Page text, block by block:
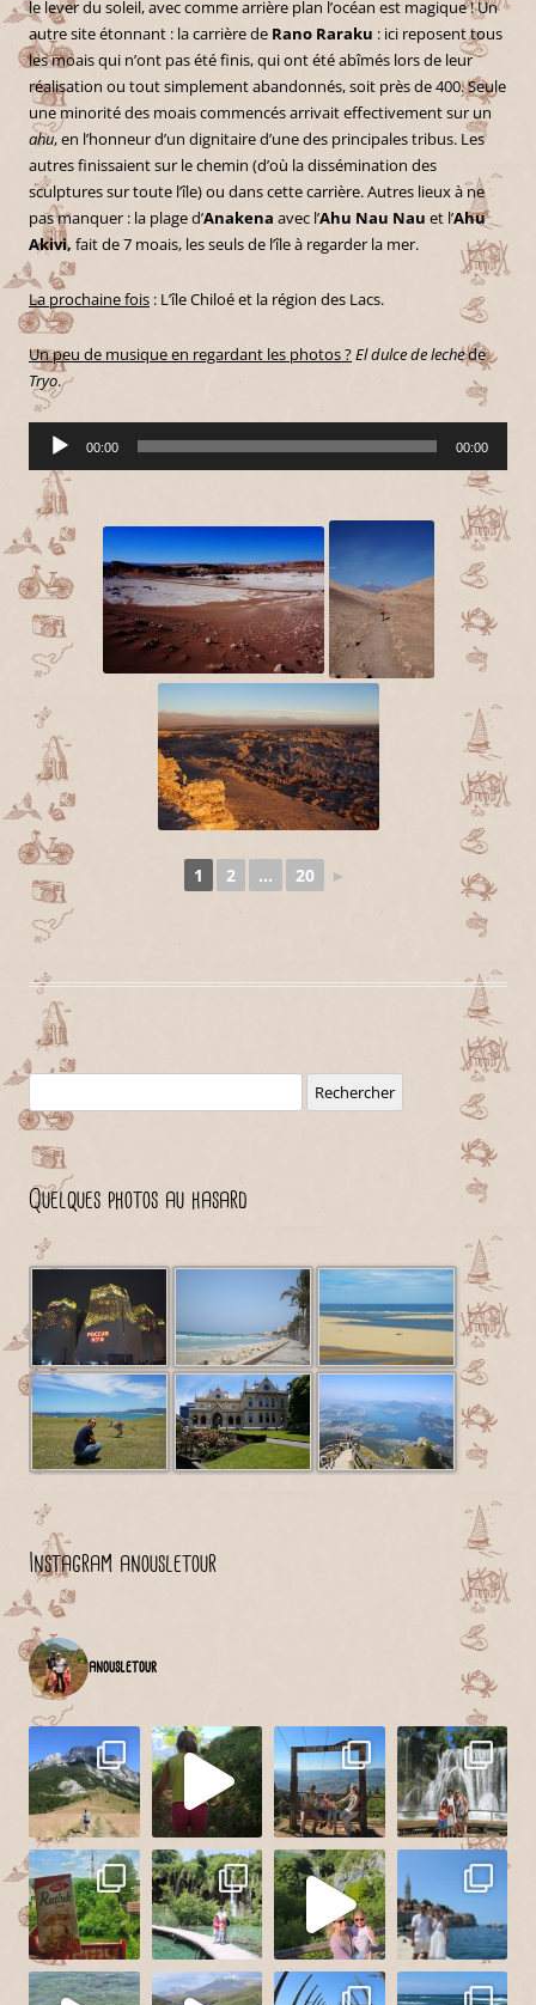
le lever du soleil, avec comme arrière plan l’océan est magique ! Un
autre site étonnant : la carrière de Rano Raraku : ici reposent tous
les moais qui n’ont pas été finis, qui ont été abîmés lors de leur
réalisation ou tout simplement abandonnés, soit près de 400. Seule
une minorité des moais commencés arrivait effectivement sur un
ahu, en l’honneur d’un dignitaire d’une des principales tribus. Les
autres finissaient sur le chemin (d’où la dissémination des
sculptures sur toute l’île) ou dans cette carrière. Autres lieux à ne
pas manquer : la plage d’Anakena avec l’Ahu Nau Nau et l’Ahu
Akivi, fait de 7 moais, les seuls de l’île à regarder la mer.
La prochaine fois : L’île Chiloé et la région des Lacs.
Un peu de musique en regardant les photos ?El dulce de lechede
Tryo.
Lecteur
audio
00:00 00:00
1 2 ... 20 ►
Rechercher :
Quelques photos au hasard
Instagram anousletour
anousletour